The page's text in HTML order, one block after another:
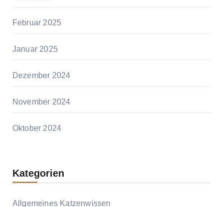
Februar 2025
Januar 2025
Dezember 2024
November 2024
Oktober 2024
Kategorien
Allgemeines Katzenwissen